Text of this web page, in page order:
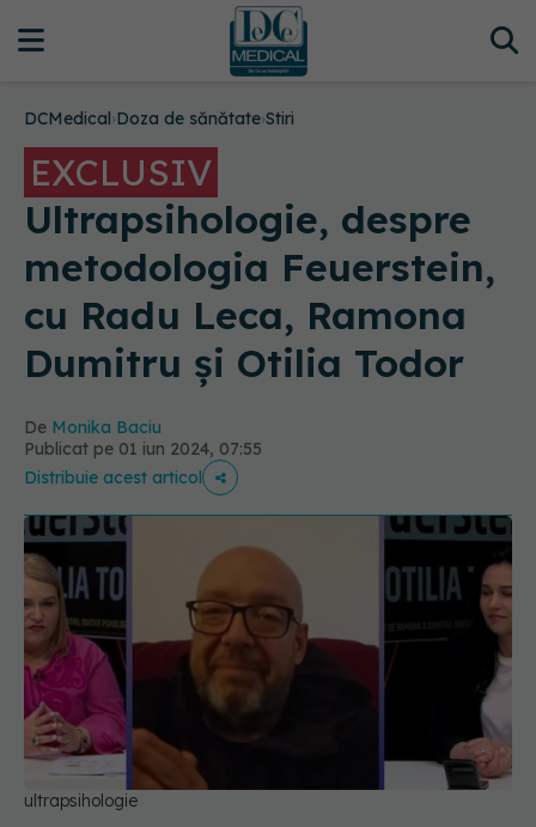
DCMedical›Doza de sănătate›Stiri
EXCLUSIV
Ultrapsihologie, despre
metodologia Feuerstein,
cu Radu Leca, Ramona
Dumitru și Otilia Todor
De Monika Baciu
Publicat pe 01 iun 2024, 07:55
Distribuie acest articol
ultrapsihologie